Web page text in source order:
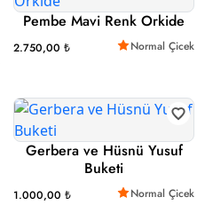
Pembe Mavi Renk Orkide
2.750,00 ₺ Normal Çicek
Gerbera ve Hüsnü Yusuf
Buketi
1.000,00 ₺ Normal Çicek